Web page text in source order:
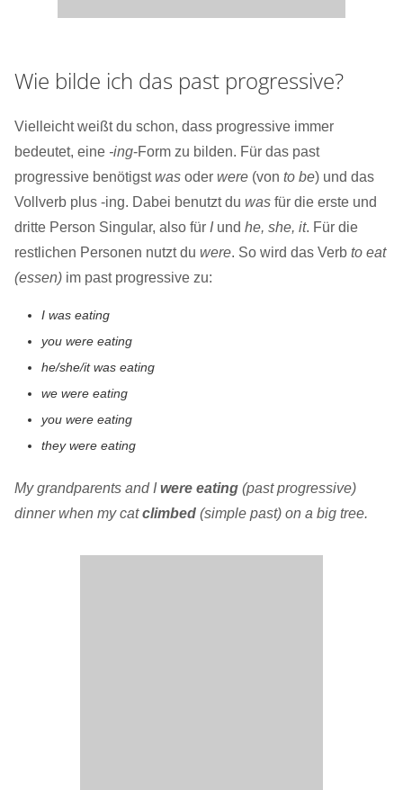
Wie bilde ich das past progressive?
Vielleicht weißt du schon, dass progressive immer
bedeutet, eine -ing-Form zu bilden. Für das past
progressive benötigstwas oder were (von to be) und das
Vollverb plus -ing. Dabei benutzt du was für die erste und
dritte Person Singular, also für Iund he, she, it. Für die
restlichen Personen nutzt du were. So wird das Verb to eat
(essen) im past progressive zu:
I was eating
you were eating
he/she/it was eating
we were eating
you were eating
they were eating
My grandparents and Iwere eating (past progressive)
dinner when my catclimbed (simple past) on a big tree.